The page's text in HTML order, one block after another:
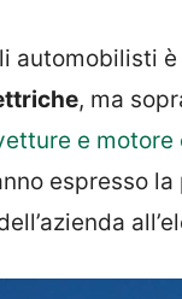
automobilisti
, ma
e
espresso